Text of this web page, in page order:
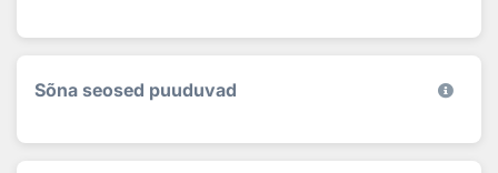
Sõna seosed puuduvad